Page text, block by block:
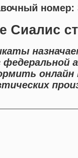
номер:
Сиалис
онлайн